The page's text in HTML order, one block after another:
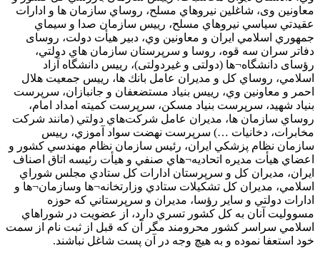
معاونین وی، شاغلين نيروهاي مسلح، روساي سازمان ها و ادارات
عقيدتي سياسي نيروهاي مسلح، رييس سازمان صدا و سيماي
جمهوري اسلامي ايران و معاونين وي، دبیر هیأت دولت، روسای
دفاتر سران سه قوه، روسا و سرپرستان سازمان هاي دولتي،
رؤسای دانشگاه¬ها (دولتی و غیردولتی)، رييس دانشگاه آزاد
اسلامي، روساي كل و مديران عامل بانك ها، رييس جمعيت هلال
احمر و معاونين وي، رييس بنياد مستضعفان و جانبازان، سرپرست
بنياد شهيد، سرپرست بنياد مسكن، سرپرست كميته امداد امام،
روساي سازمان ها، مديران عامل شركت‌هاي دولتي (مانند شركت
مخابرات، دخانيات …) سرپرست نهضت سواد آموزي، رييس
سازمان نظام پزشكي ايران، رئيس سازمان نظام مهندسي كشور و
اعضاي هيأت مديره اتحاديه¬هاي صنفي و هيأت رئيسه اتاق اصناف
ايران، مديران كل و سرپرستان ادارات كل ستادي مجلس شوراي
اسلامي، مديران كل تشكيلات ستادي وزارتخانه¬ها وسازمان¬ها و
ادارات دولتي و ساير رؤسا، مديران و سرپرستاني كه حوزه
مسووليت آنان به كل كشور تسري دارد، از عضويت در شوراهاي
اسلامي سراسر كشور محرومند مگر آن كه قبل از ثبت نام از سمت
خود استعفا نموده و به هيچ وجه در آن پست شاغل نباشند.